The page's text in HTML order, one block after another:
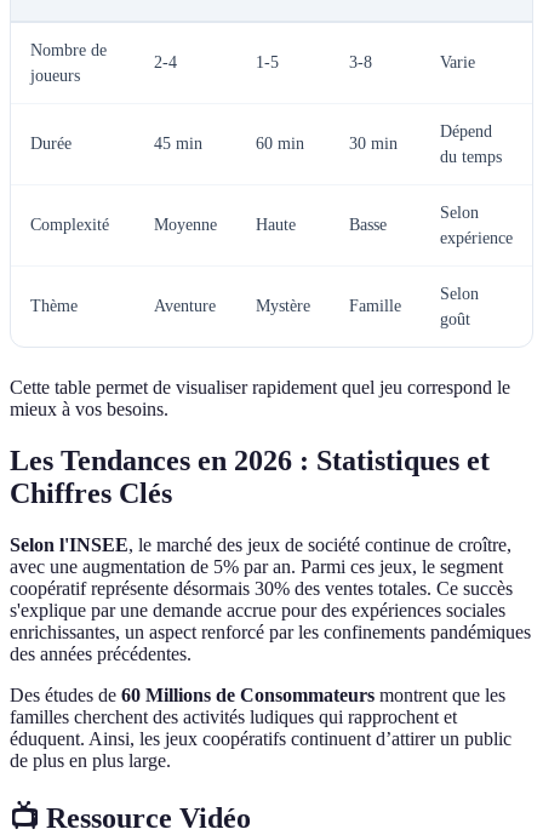
Nombre de
joueurs
2-4 1-5 3-8 Varie
Durée 45 min 60 min 30 min
Dépend
du temps
Complexité Moyenne Haute Basse
Selon
expérience
Thème Aventure Mystère Famille
Selon
goût
Cette table permet de visualiser rapidement quel jeu correspond le
mieux à vos besoins.
Les Tendances en 2026 : Statistiques et
Chiffres Clés
Selon l'INSEE, le marché des jeux de société continue de croître,
avec une augmentation de 5% par an. Parmi ces jeux, le segment
coopératif représente désormais 30% des ventes totales. Ce succès
s'explique par une demande accrue pour des expériences sociales
enrichissantes, un aspect renforcé par les confinements pandémiques
des années précédentes.
Des études de 60 Millions de Consommateurs montrent que les
familles cherchent des activités ludiques qui rapprochent et
éduquent. Ainsi, les jeux coopératifs continuent d’attirer un public
de plus en plus large.
📺 Ressource Vidéo